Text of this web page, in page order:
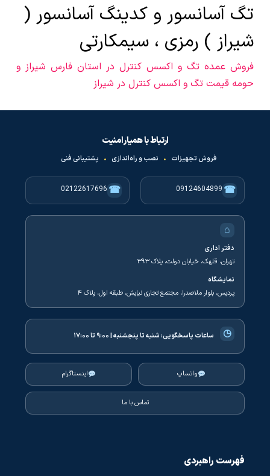
تگ آسانسور و کدینگ آسانسور (
شیراز ) رمزی ، سیمکارتی
فروش عمده تگ و اکسس کنترل در استان فارس شیراز و
حومه قیمت تگ و اکسس کنترل در شیراز
ارتباط با همیار امنیت
فروش تجهیزات • نصب و راه‌اندازی • پشتیبانی فنی
☎
09124604899
☎
02122617696
⌂
دفتر اداری
تهران، قلهک، خیابان دولت، پلاک ۳۹۳
نمایشگاه
پردیس، بلوار ملاصدرا، مجتمع تجاری نیایش، طبقه اول، پلاک ۴
◷ ساعات پاسخگویی:شنبه تا پنجشنبه | ۹:۰۰ تا ۱۷:۰۰
واتساپ اینستاگرام
تماس با ما
فهرست راهبردی